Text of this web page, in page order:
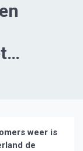
weer is
de